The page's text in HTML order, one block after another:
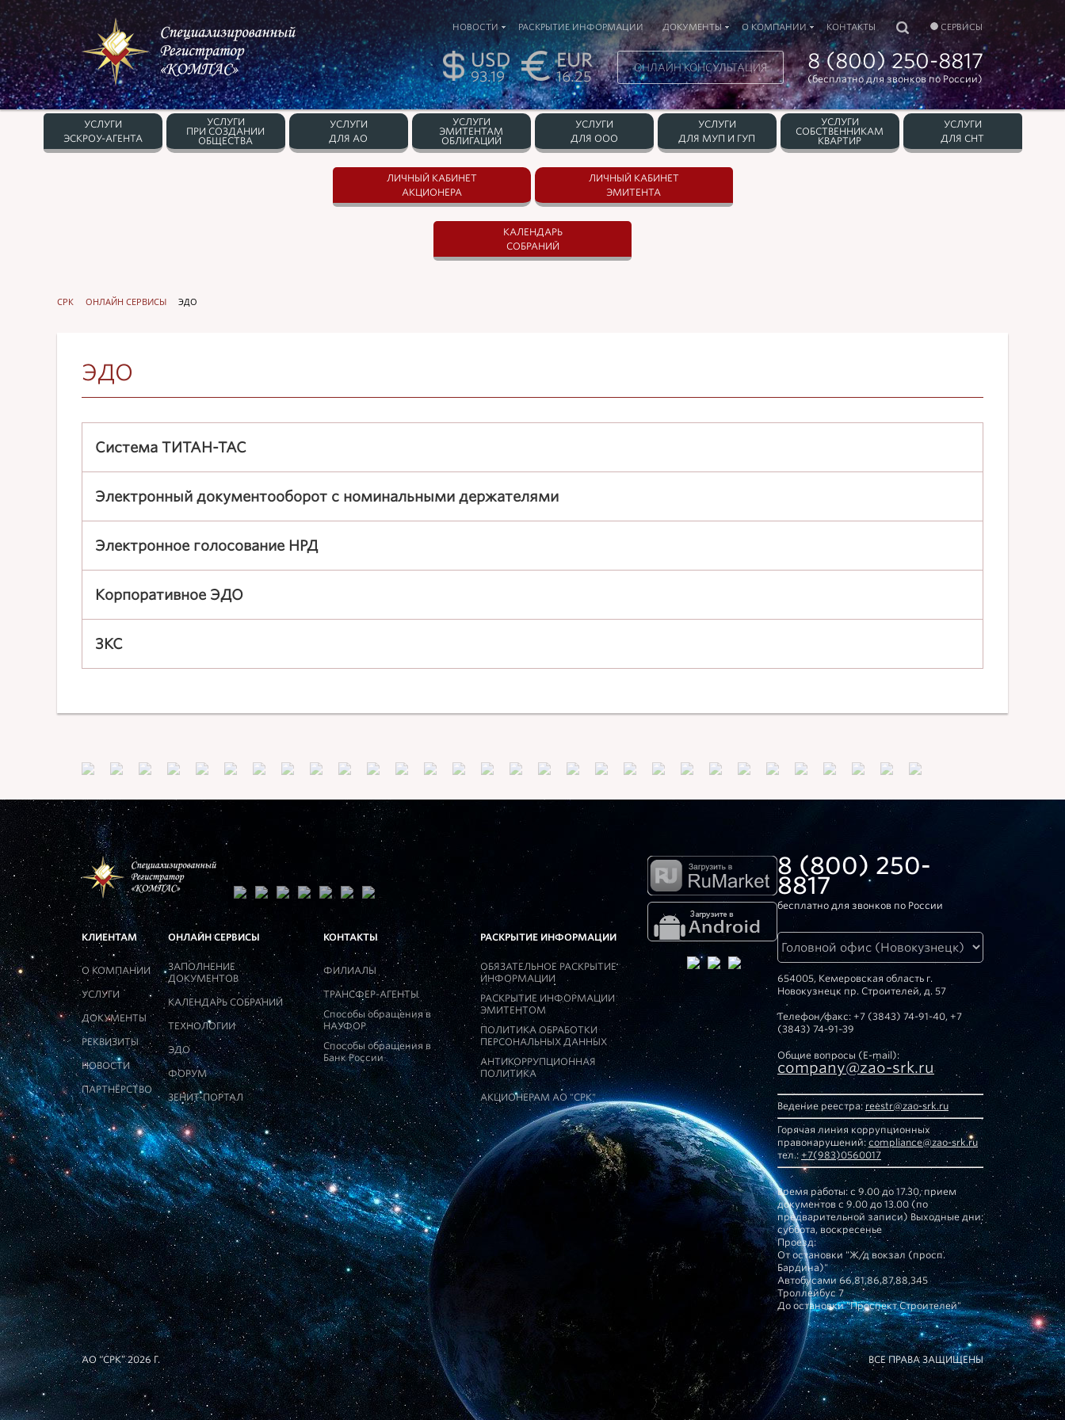
НОВОСТИ РАСКРЫТИЕ ИНФОРМАЦИИ ДОКУМЕНТЫ О КОМПАНИИ КОНТАКТЫ СЕРВИСЫ
8 (800) 250-8817
(бесплатно для звонков по России)
ОНЛАЙН КОНСУЛЬТАЦИЯ
USD
93.19
EUR
16.25
УСЛУГИ
ЭСКРОУ-АГЕНТА
УСЛУГИ
ПРИ СОЗДАНИИ
ОБЩЕСТВА
УСЛУГИ
ДЛЯ АО
УСЛУГИ
ЭМИТЕНТАМ
ОБЛИГАЦИЙ
УСЛУГИ
ДЛЯ ООО
УСЛУГИ
ДЛЯ МУП И ГУП
УСЛУГИ
СОБСТВЕННИКАМ
КВАРТИР
УСЛУГИ
ДЛЯ СНТ
ЛИЧНЫЙ КАБИНЕТ
АКЦИОНЕРА
ЛИЧНЫЙ КАБИНЕТ
ЭМИТЕНТА
КАЛЕНДАРЬ
СОБРАНИЙ
СРК ОНЛАЙН СЕРВИСЫ ЭДО
ЭДО
Система ТИТАН-ТАС
Электронный документооборот с номинальными держателями
Электронное голосование НРД
Корпоративное ЭДО
ЗКС
КЛИЕНТАМ
О КОМПАНИИ
УСЛУГИ
ДОКУМЕНТЫ
РЕКВИЗИТЫ
НОВОСТИ
ПАРТНЁРСТВО
ОНЛАЙН СЕРВИСЫ
ЗАПОЛНЕНИЕ
ДОКУМЕНТОВ
КАЛЕНДАРЬ СОБРАНИЙ
ТЕХНОЛОГИИ
ЭДО
ФОРУМ
ЗЕНИТ-ПОРТАЛ
КОНТАКТЫ
ФИЛИАЛЫ
ТРАНСФЕР-АГЕНТЫ
Способы обращения в
НАУФОР
Способы обращения в
Банк России
РАСКРЫТИЕ ИНФОРМАЦИИ
ОБЯЗАТЕЛЬНОЕ РАСКРЫТИЕ
ИНФОРМАЦИИ
РАСКРЫТИЕ ИНФОРМАЦИИ
ЭМИТЕНТОМ
ПОЛИТИКА ОБРАБОТКИ
ПЕРСОНАЛЬНЫХ ДАННЫХ
АНТИКОРРУПЦИОННАЯ
ПОЛИТИКА
АКЦИОНЕРАМ АО "СРК"
8 (800) 250-
8817
бесплатно для звонков по России
654005, Кемеровская область г.
Новокузнецк пр. Строителей, д. 57
Телефон/факс: +7 (3843) 74-91-40, +7
(3843) 74-91-39
Общие вопросы (E-mail):
company@zao-srk.ru
Ведение реестра:reestr@zao-srk.ru
Горячая линия коррупционных
правонарушений:compliance@zao-srk.ru
тел.:+7(983)0560017
Время работы: с 9.00 до 17.30, прием
документов с 9.00 до 13.00 (по
предварительной записи) Выходные дни:
суббота, воскресенье
Проезд:
От остановки "Ж/д вокзал (просп.
Бардина)"
Автобусами 66,81,86,87,88,345
Троллейбус 7
До остановки "Проспект Строителей"
АО “СРК” 2026 Г. ВСЕ ПРАВА ЗАЩИЩЕНЫ